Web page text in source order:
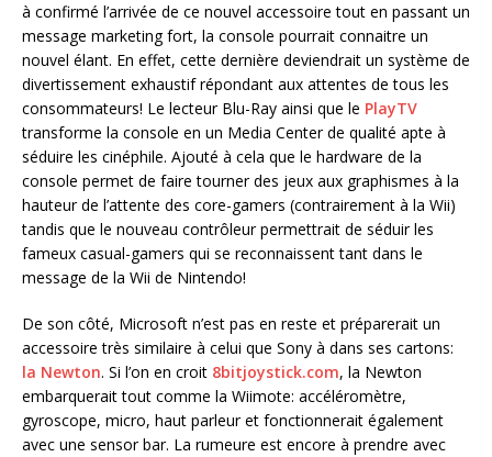
à confirmé l’arrivée de ce nouvel accessoire tout en passant un
message marketing fort, la console pourrait connaitre un
nouvel élant. En effet, cette dernière deviendrait un système de
divertissement exhaustif répondant aux attentes de tous les
consommateurs! Le lecteur Blu-Ray ainsi que le PlayTV
transforme la console en un Media Center de qualité apte à
séduire les cinéphile. Ajouté à cela que le hardware de la
console permet de faire tourner des jeux aux graphismes à la
hauteur de l’attente des core-gamers (contrairement à la Wii)
tandis que le nouveau contrôleur permettrait de séduir les
fameux casual-gamers qui se reconnaissent tant dans le
message de la Wii de Nintendo!
De son côté, Microsoft n’est pas en reste et préparerait un
accessoire très similaire à celui que Sony à dans ses cartons:
la Newton. Si l’on en croit 8bitjoystick.com, la Newton
embarquerait tout comme la Wiimote: accéléromètre,
gyroscope, micro, haut parleur et fonctionnerait également
avec une sensor bar. La rumeure est encore à prendre avec